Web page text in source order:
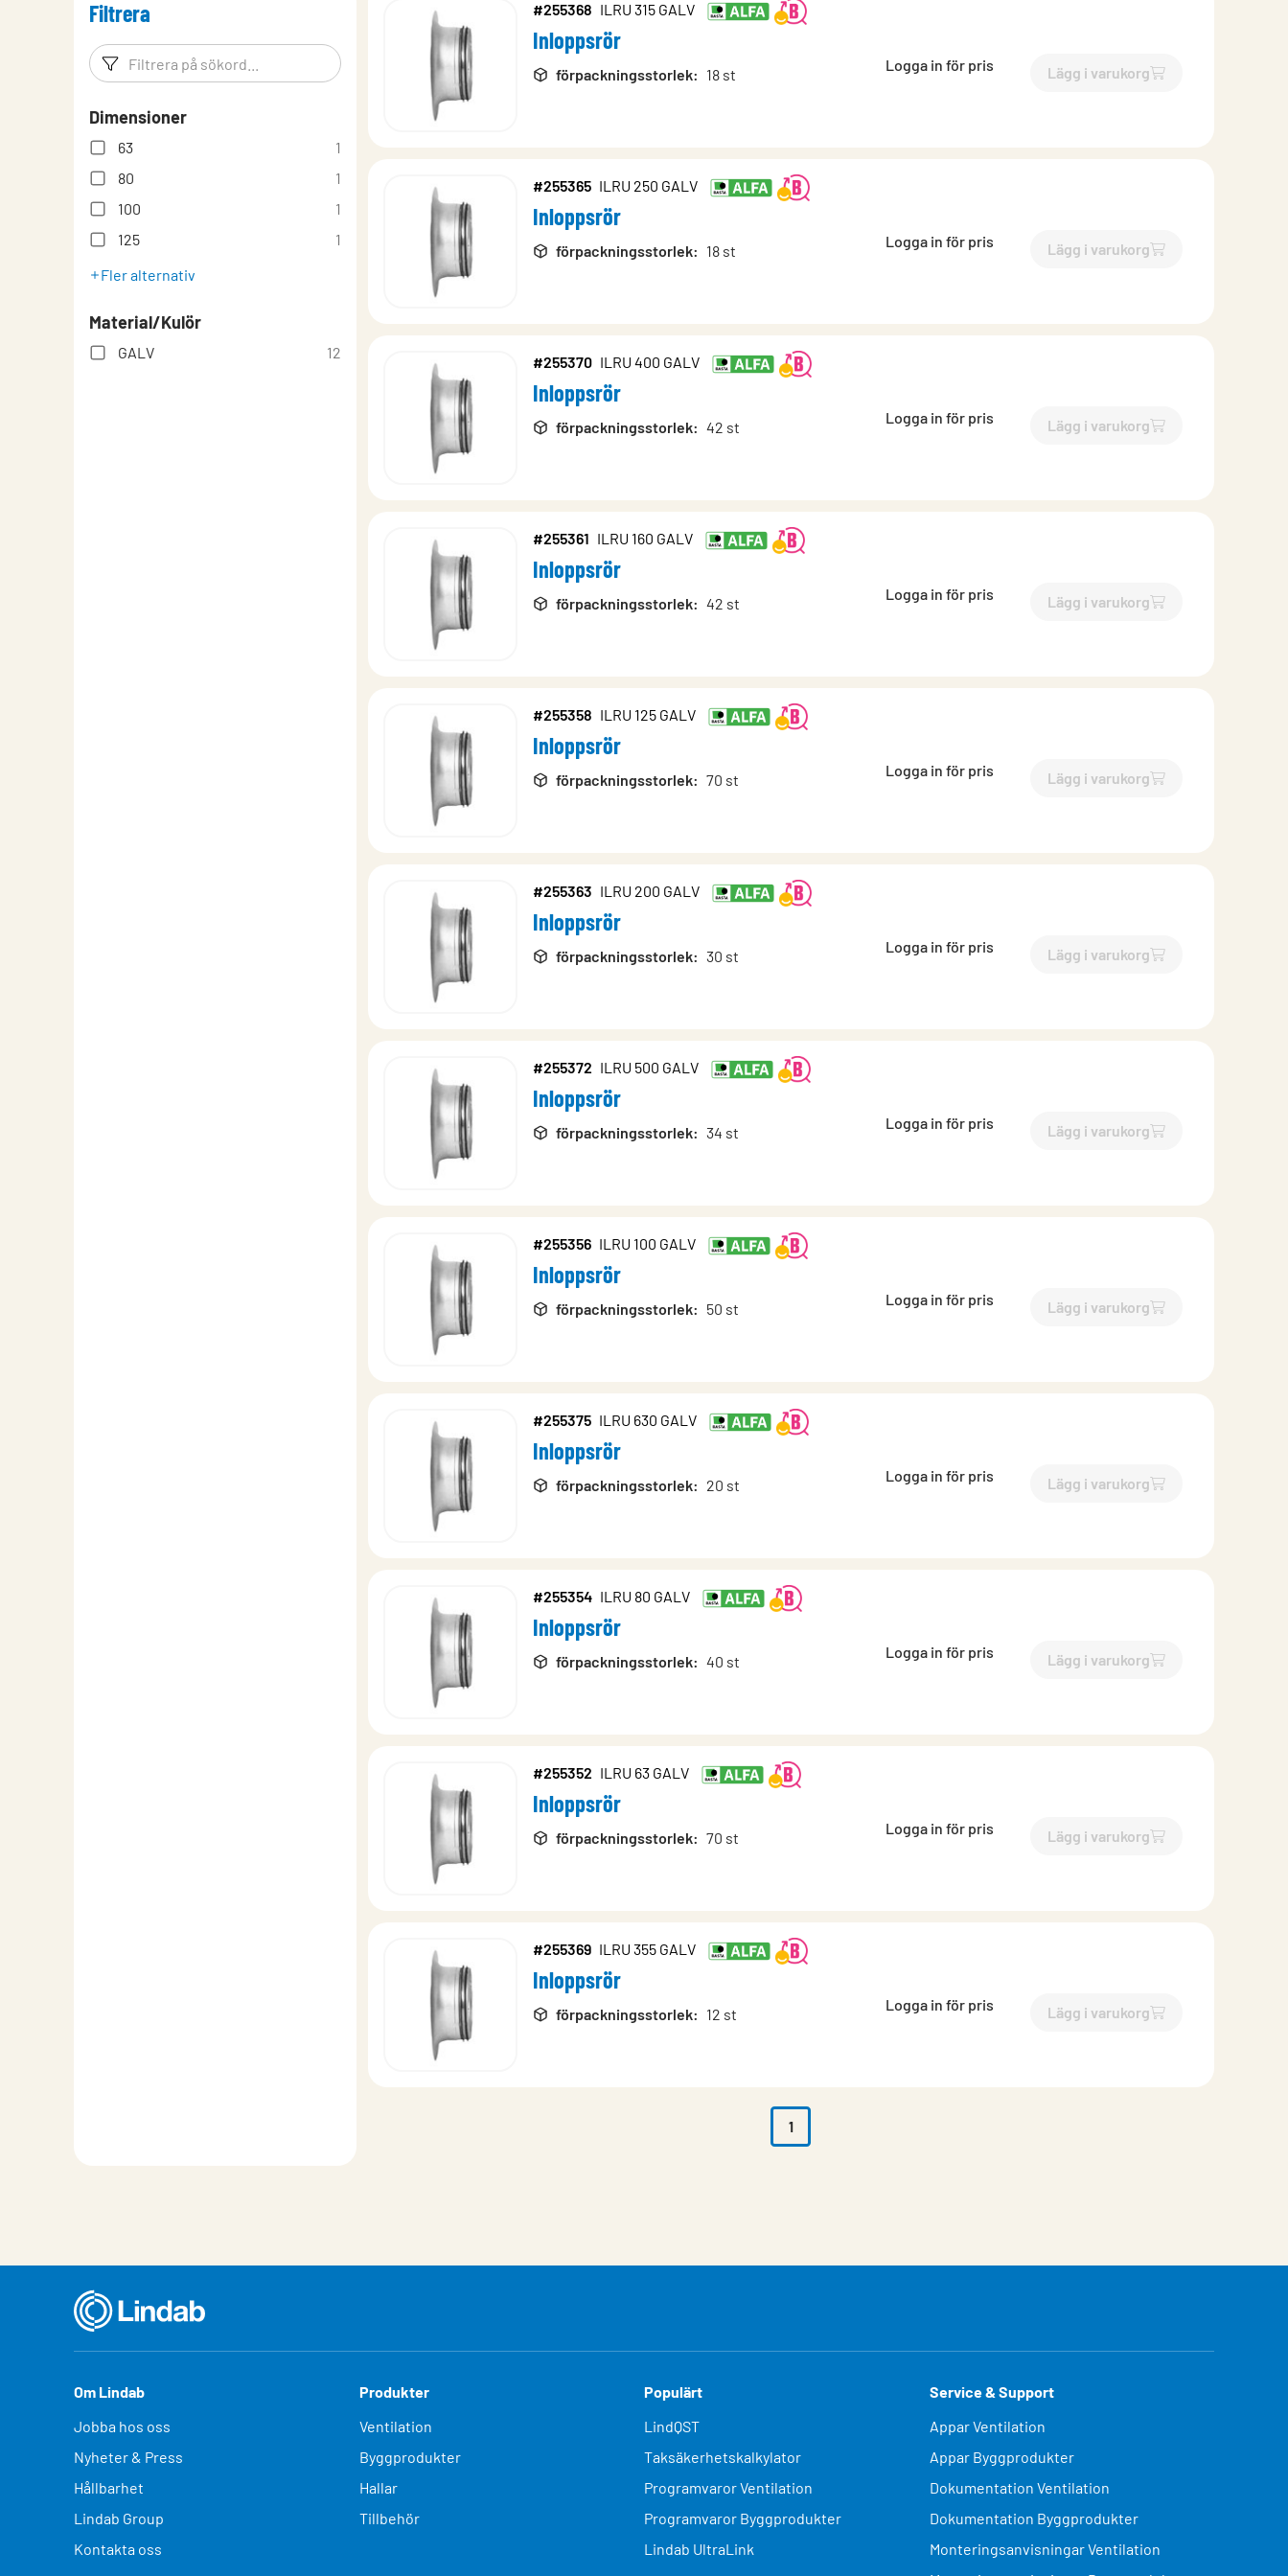
lindQST – Produktdokumentation
Montering
Filtrera
Filtreringsord Filtrera produkter
Dimensioner
63
1
80
1
100
1
125
1
Fler alternativ
Material/Kulör
GALV 12
#255368 ILRU 315 GALV
Inloppsrör
förpackningsstorlek: 18 st
Logga in för pris Lägg i varukorg
`$Lägg till
#255365 ILRU 250 GALV
Inloppsrör
förpackningsstorlek: 18 st
Logga in för pris Lägg i varukorg
`$Lägg till
#255370 ILRU 400 GALV
Inloppsrör
förpackningsstorlek: 42 st
Logga in för pris Lägg i varukorg
`$Lägg till
#255361 ILRU 160 GALV
Inloppsrör
förpackningsstorlek: 42 st
Logga in för pris Lägg i varukorg
`$Lägg till
#255358 ILRU 125 GALV
Inloppsrör
förpackningsstorlek: 70 st
Logga in för pris Lägg i varukorg
`$Lägg till
#255363 ILRU 200 GALV
Inloppsrör
förpackningsstorlek: 30 st
Logga in för pris Lägg i varukorg
`$Lägg till
#255372 ILRU 500 GALV
Inloppsrör
förpackningsstorlek: 34 st
Logga in för pris Lägg i varukorg
`$Lägg till
#255356 ILRU 100 GALV
Inloppsrör
förpackningsstorlek: 50 st
Logga in för pris Lägg i varukorg
`$Lägg till
#255375 ILRU 630 GALV
Inloppsrör
förpackningsstorlek: 20 st
Logga in för pris Lägg i varukorg
`$Lägg till
#255354 ILRU 80 GALV
Inloppsrör
förpackningsstorlek: 40 st
Logga in för pris Lägg i varukorg
`$Lägg till
#255352 ILRU 63 GALV
Inloppsrör
förpackningsstorlek: 70 st
Logga in för pris Lägg i varukorg
`$Lägg till
#255369 ILRU 355 GALV
Inloppsrör
förpackningsstorlek: 12 st
Logga in för pris Lägg i varukorg
`$Lägg till
1
Om Lindab
Jobba hos oss
Nyheter & Press
Hållbarhet
Lindab Group
Kontakta oss
Produkter
Ventilation
Byggprodukter
Hallar
Tillbehör
Populärt
LindQST
Taksäkerhetskalkylator
Programvaror Ventilation
Programvaror Byggprodukter
Lindab UltraLink
Service & Support
Appar Ventilation
Appar Byggprodukter
Dokumentation Ventilation
Dokumentation Byggprodukter
Monteringsanvisningar Ventilation